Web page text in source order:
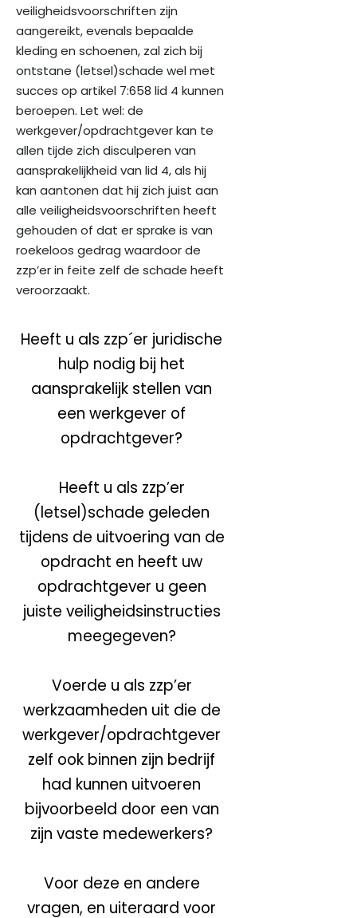
veiligheidsvoorschriften zijn
aangereikt, evenals bepaalde
kleding en schoenen, zal zich bij
ontstane (letsel)schade wel met
succes op artikel 7:658 lid 4 kunnen
beroepen. Let wel: de
werkgever/opdrachtgever kan te
allen tijde zich disculperen van
aansprakelijkheid van lid 4, als hij
kan aantonen dat hij zich juist aan
alle veiligheidsvoorschriften heeft
gehouden of dat er sprake is van
roekeloos gedrag waardoor de
zzp’er in feite zelf de schade heeft
veroorzaakt.
Heeft u als zzp´er juridische
hulp nodig bij het
aansprakelijk stellen van
een werkgever of
opdrachtgever?
Heeft u als zzp’er
(letsel)schade geleden
tijdens de uitvoering van de
opdracht en heeft uw
opdrachtgever u geen
juiste veiligheidsinstructies
meegegeven?
Voerde u als zzp’er
werkzaamheden uit die de
werkgever/opdrachtgever
zelf ook binnen zijn bedrijf
had kunnen uitvoeren
bijvoorbeeld door een van
zijn vaste medewerkers?
Voor deze en andere
vragen, en uiteraard voor